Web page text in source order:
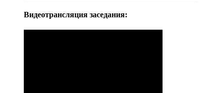
Видеотрансляция заседания: